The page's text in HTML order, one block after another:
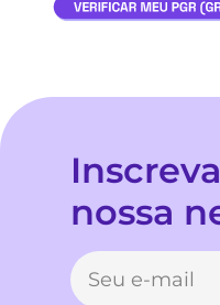
nossa